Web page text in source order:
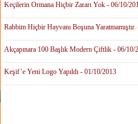
Keçilerin Ormana Hiçbir Zararı Yok - 06/10/
Rabbim Hiçbir Hayvanı Boşuna
Akçapınara 100 Başlık Modern Çiftlik - 06/10/
Keşif’e Yeni Logo Yapıldı - 01/10/2013